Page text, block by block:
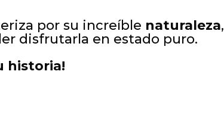
por su increíble naturaleza,
disfrutarla en estado puro.
historia!